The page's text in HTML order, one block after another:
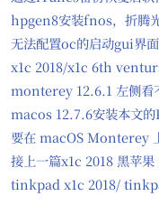
hpgen8安装fnos，折腾
无法配置oc的启动gui界
x1c 2018/x1c 6th
monterey 12.6.1 左侧看
macos 12.7.6安装本文
要在 macOS Monterey
接上一篇x1c 2018 黑苹
tinkpad x1c 2018/